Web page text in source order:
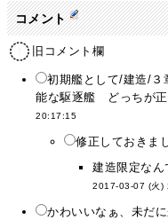
コメント
旧コメント欄
初期艦として/建造/３
能な駆逐艦 どっちが
20:17:15
修正しておきま
建造限定な
2017-03-07 (火)
かわいいなぁ、未だ